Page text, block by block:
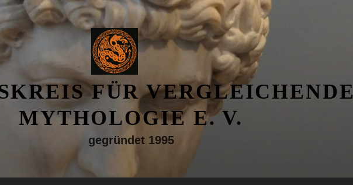
FÜR VERGLEICHENDE
MYTHOLOGIE E. V.
gegründet 1995